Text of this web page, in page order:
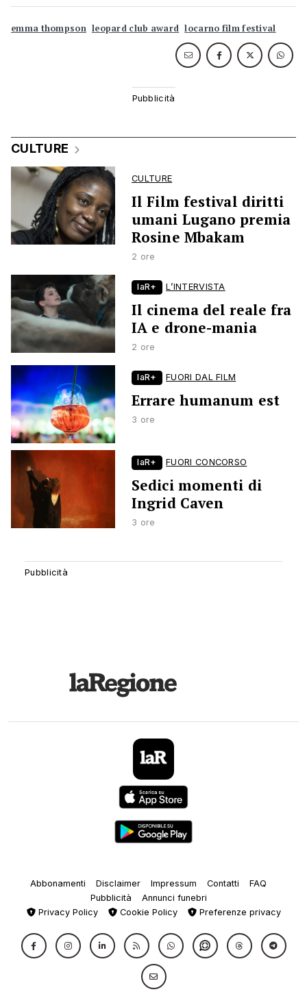
emma thompson leopard club award locarno film festival
CULTURE
CULTURE
Il Film festival diritti
umani Lugano premia
Rosine Mbakam
2 ore
laR+ L’INTERVISTA
Il cinema del reale fra
IA e drone-mania
2 ore
laR+ FUORI DAL FILM
Errare humanum est
3 ore
laR+ FUORI CONCORSO
Sedici momenti di
Ingrid Caven
3 ore
Abbonamenti Disclaimer Impressum Contatti
FAQ
Pubblicità
Annunci funebri
Privacy Policy
Cookie Policy Preferenze privacy